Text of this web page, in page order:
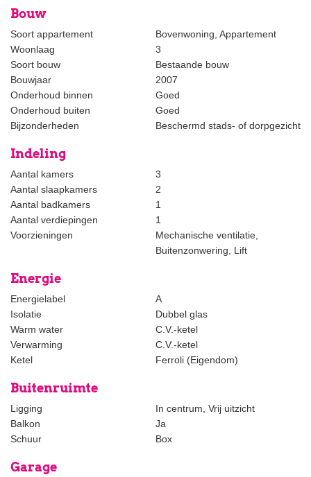
- Eigen grond;
- Woonoppervlakte ca. 115 m2;
- Bouwjaar 2007;
- Dubbel glas;
- Energielabel A;
- Actieve VVE, bijdrage ca. € 215 per maand;
- Elektrische buitenzonwering aanwezig aan de voorzijde;
- Parkeerplaats in parkeerkelder;
- Vraagprijs is inclusief parkeerplaats en berging;
- Oplevering per direct mogelijk;
- Niet bewoners-, ouderdoms- en materialen clausule is van
toepassing;
- De maten zijn indicatief.
Interesse in dit huis? Schakel direct uw eigen NVM-
Uw NVM-aankoopmakelaar komt op voor uw belang en bespaart
u tijd, geld en zorgen.
Adressen van collega NVM-aankoopmakelaars in Haaglanden
vindt u Funda.
Bouw
Soort appartement
Bovenwoning, Appartement
Woonlaag
3
Soort bouw
Bestaande bouw
Bouwjaar
2007
Onderhoud binnen
Goed
Onderhoud buiten
Goed
Bijzonderheden
Beschermd stads- of dorpgezicht
Indeling
Aantal kamers
3
Aantal slaapkamers
2
Aantal badkamers
1
Aantal verdiepingen
1
Voorzieningen
Mechanische ventilatie,
Buitenzonwering, Lift
Energie
Energielabel
A
Isolatie
Dubbel glas
Warm water
C.V.-ketel
Verwarming
C.V.-ketel
Ketel
Ferroli (Eigendom)
Buitenruimte
Ligging
In centrum, Vrij uitzicht
Balkon
Ja
Schuur
Box
Garage